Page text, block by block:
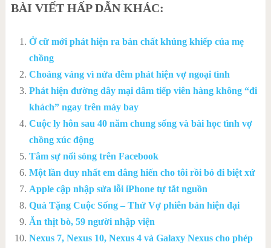
BÀI VIẾT HẤP DẪN KHÁC:
Ở cữ mới phát hiện ra bản chất khủng khiếp của mẹ
chồng
Choáng váng vì nửa đêm phát hiện vợ ngoại tình
Phát hiện đường dây mại dâm tiếp viên hàng không “đi
khách” ngay trên máy bay
Cuộc ly hôn sau 40 năm chung sống và bài học tình vợ
chồng xúc động
Tâm sự nổi sóng trên Facebook
Một lần duy nhất em dâng hiến cho tôi rồi bỏ đi biệt xứ
Apple cập nhập sửa lỗi iPhone tự tắt nguồn
Quà Tặng Cuộc Sống – Thử Vợ phiên bản hiện đại
Ăn thịt bò, 59 người nhập viện
Nexus 7, Nexus 10, Nexus 4 và Galaxy Nexus cho phép